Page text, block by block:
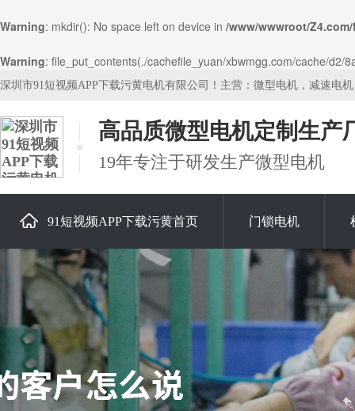
Warning: mkdir(): No space left on device in /www/wwwroot/
Warning: file_put_contents(./cachefile_yuan/xbwmgg.com/cache/
深圳市91短视频APP下载污黄电机有限公司！主营：微型电机，减速电
高品质微型电机定制生产
19年专注于研发生产微型电机
91短视频APP下载污黄首页 门锁电机
关于91短视频APP下载污黄